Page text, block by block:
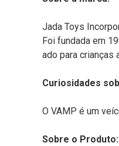
Jada Toys
Foi fundada em
ado para crianças
Curiosidades
O VAMP é um
Sobre o Produto: